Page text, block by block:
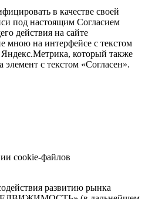
в качестве своей
под настоящим Согласием
действия на сайте
мною на интерфейсе с текстом
который также
с текстом «Согласен».
cookie-файлов
развитию рынка